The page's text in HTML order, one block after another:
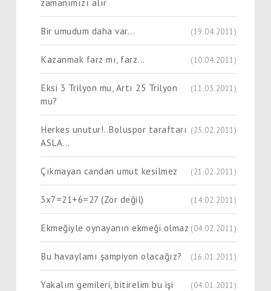
zamanımızı alır
Bir umudum daha var... (19.04.2011)
Kazanmak farz mı, farz... (10.04.2011)
Eksi 3 Trilyon mu, Artı 25 Trilyon
mu?
(11.03.2011)
Herkes unutur!..Boluspor taraftarı
ASLA...
(25.02.2011)
Çıkmayan candan umut kesilmez (21.02.2011)
3x7=21+6=27 (Zor değil) (14.02.2011)
Ekmeğiyle oynayanın ekmeği olmaz (04.02.2011)
Bu havaylamı şampiyon olacağız? (16.01.2011)
Yakalım gemileri, bitirelim bu işi (04.01.2011)